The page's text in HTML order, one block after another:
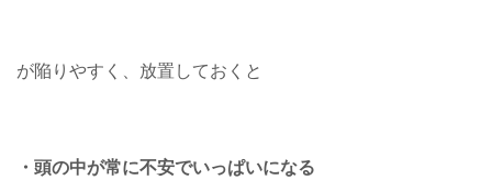
が陥りやすく、放置しておくと
・頭の中が常に不安でいっぱいになる